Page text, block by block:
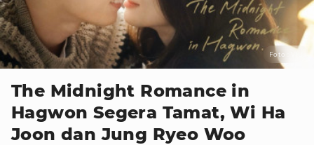
Foto : VIU
The Midnight Romance in
Hagwon Segera Tamat, Wi Ha
Joon dan Jung Ryeo Woo